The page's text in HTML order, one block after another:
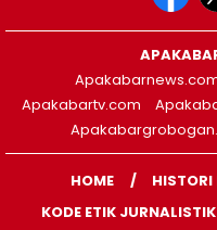
Apakabartv.com
HOME HISTORI
KODE ETIK JURNALISTIK